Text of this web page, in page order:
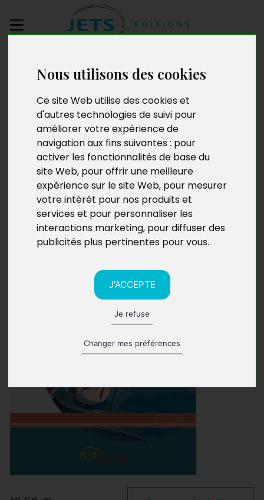
Nous utilisons des cookies
Ce site Web utilise des cookies et
d'autres technologies de suivi pour
améliorer votre expérience de
navigation aux fins suivantes : pour
activer les fonctionnalités de base du
site Web, pour offrir une meilleure
expérience sur le site Web, pour mesurer
votre intérêt pour nos produits et
services et pour personnaliser les
interactions marketing, pour diffuser des
publicités plus pertinentes pour vous.
J'ACCEPTE
Je refuse
Changer mes préférences
manuscrit
Vivre pour son
sommeil